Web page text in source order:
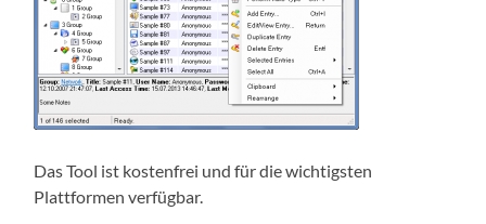
Das Tool ist kostenfrei und für die wichtigsten
Plattformen verfügbar.